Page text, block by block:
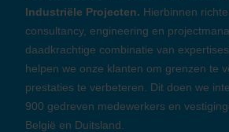
Industriële Projecten. Hierbinnen
consultancy, engineering en
daadkrachtige combinatie van
helpen we onze klanten om grenzen te
prestaties te verbeteren. Dit doen we
900 gedreven medewerkers en
België en Duitsland.